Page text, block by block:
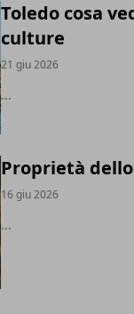
Toledo cosa
culture
21 giu 2026
...
Proprietà
16 giu 2026
...